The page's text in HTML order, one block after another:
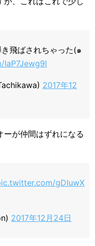
飛ばされちゃった(๑
2017年12
ーが仲間はずれになる
gDIuwX
2017年12月24日